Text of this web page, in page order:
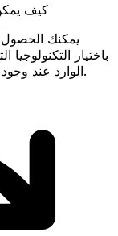
كيف يمكن
يمكنك الحصول
باختيار
الوارد عند وجود شركات جديدة تستخدم تلك التكنولوجيا.